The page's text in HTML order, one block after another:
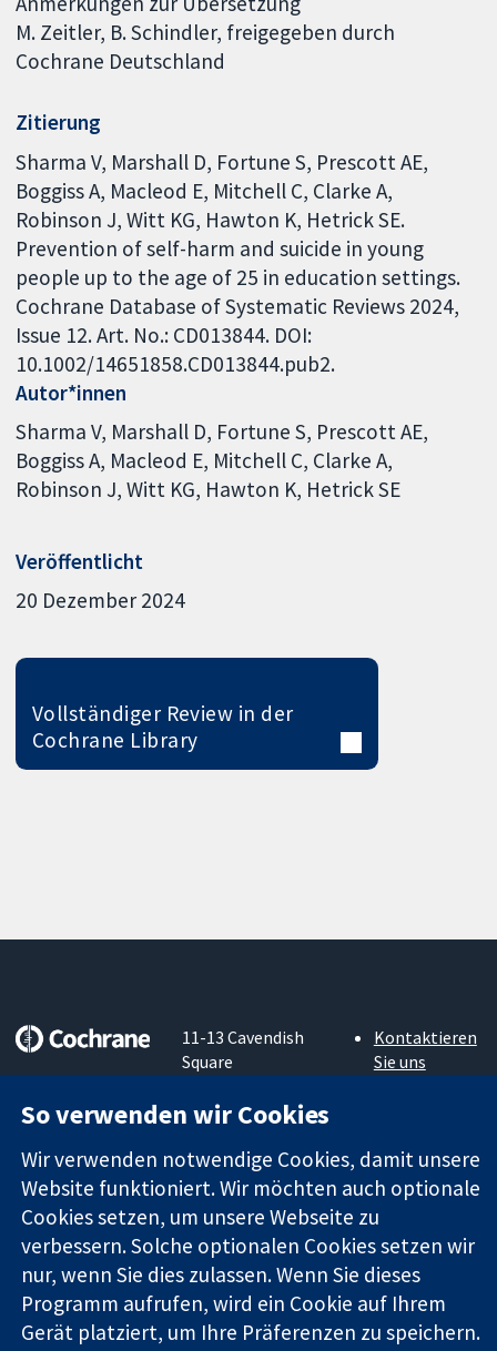
M. Zeitler, B. Schindler, freigegeben durch
Cochrane Deutschland
Zitierung
Sharma V, Marshall D, Fortune S, Prescott AE,
Boggiss A, Macleod E, Mitchell C, Clarke A,
Robinson J, Witt KG, Hawton K, Hetrick SE.
Prevention of self-harm and suicide in young
people up to the age of 25 in education settings.
Cochrane Database of Systematic Reviews 2024,
Issue 12. Art. No.: CD013844. DOI:
10.1002/14651858.CD013844.pub2.
Autor*innen
Sharma V Marshall D Fortune S Prescott AE
Boggiss A Macleod E Mitchell C Clarke A
Robinson J Witt KG Hawton K Hetrick SE
Veröffentlicht
20 Dezember 2024
Vollständiger Review in der
Cochrane Library
Zuverlässige
Evidenz
Informierte
Entscheidungen
Bessere
Gesundheit
11-13 Cavendish
Square
W1G0AN
Königreich
Kontaktieren
Sie uns
Cochrane
Library
Die Cochrane Collaboration ist eine gemeinützige Organisation
(Nr. 1045921) und in England und in Wales als eine Gesellschaft
mit beschränkter Haftung (Nr. 03044323) registriert.
So verwenden wir Cookies
Wir verwenden notwendige Cookies, damit unsere
Website funktioniert. Wir möchten auch optionale
Cookies setzen, um unsere Webseite zu
verbessern. Solche optionalen Cookies setzen wir
nur, wenn Sie dies zulassen. Wenn Sie dieses
Programm aufrufen, wird ein Cookie auf Ihrem
Gerät platziert, um Ihre Präferenzen zu speichern.